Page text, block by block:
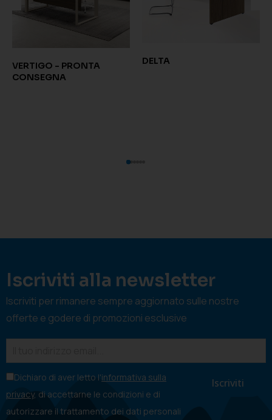
VERTIGO - PRONTA
CONSEGNA
DELTA
Iscriviti alla newsletter
Iscriviti per rimanere sempre aggiornato sulle nostre
offerte e godere di promozioni esclusive
Dichiaro di aver letto l'informativa sulla
privacy, di accettarne le condizioni e di
autorizzare il trattamento dei dati personali